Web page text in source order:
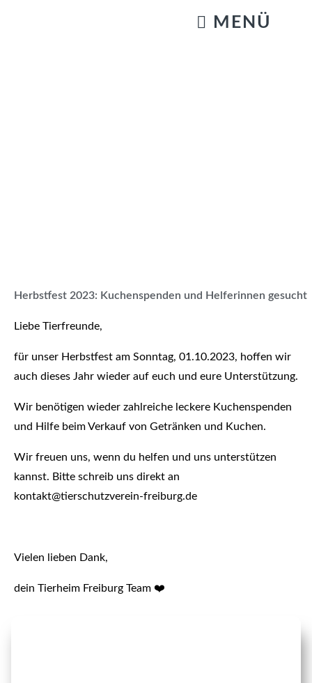
Herbstfest 2023: Kuchenspenden und Helferinnen gesucht
Liebe Tierfreunde,
für unser Herbstfest am Sonntag, 01.10.2023, hoffen wir
auch dieses Jahr wieder auf euch und eure Unterstützung.
Wir benötigen wieder zahlreiche leckere Kuchenspenden
und Hilfe beim Verkauf von Getränken und Kuchen.
Wir freuen uns, wenn du helfen und uns unterstützen
kannst. Bitte schreib uns direkt an
kontakt@tierschutzverein-freiburg.de
Vielen lieben Dank,
dein Tierheim Freiburg Team ❤️